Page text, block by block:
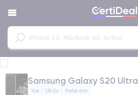
Samsung Galaxy S20 Ultra
Noir 128 Go Parfait état